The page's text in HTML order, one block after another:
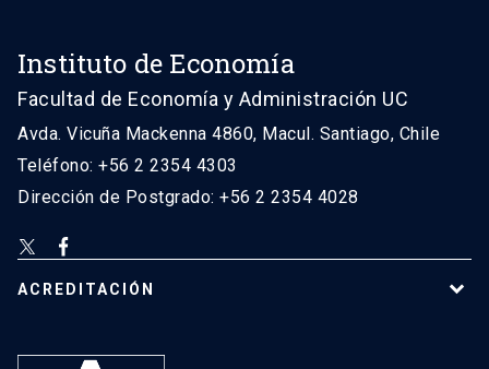
Instituto de Economía
Facultad de Economía y Administración UC
Avda. Vicuña Mackenna 4860, Macul. Santiago, Chile
Teléfono: +56 2 2354 4303
Dirección de Postgrado: +56 2 2354 4028
ACREDITACIÓN